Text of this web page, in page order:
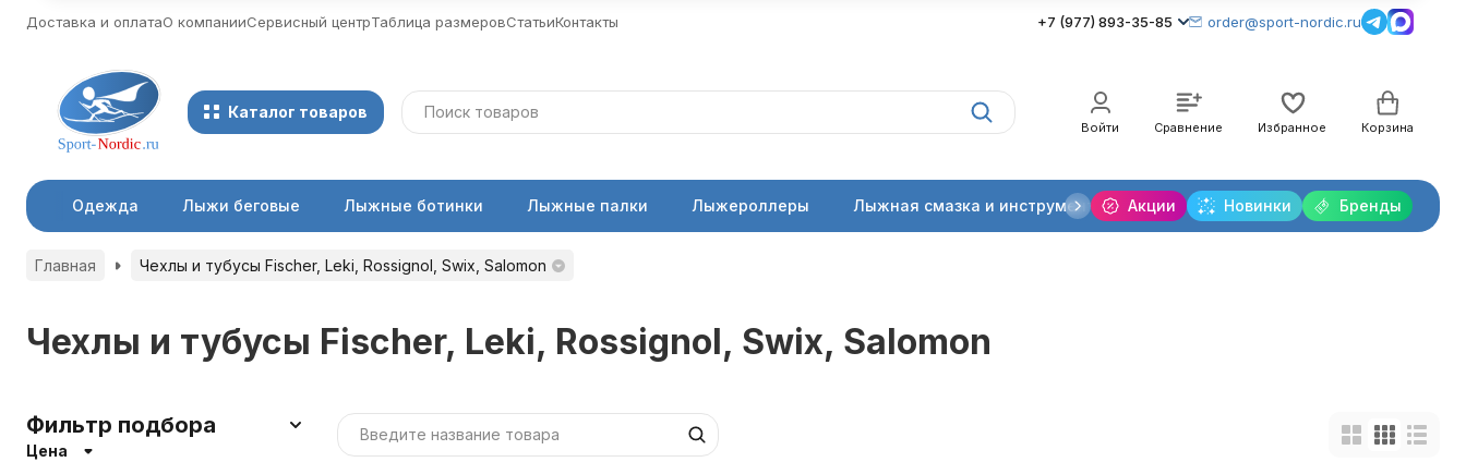
Доставка и оплатаО компанииСервисный центрТаблица размеровСтатьиКонтакты +7 (977) 893-35-85 order@sport-nordic.ru
Каталог товаров
Войти Сравнение Избранное Корзина
Акции Новинки Бренды
Одежда Лыжи беговые Лыжные ботинки Лыжные палки Лыжероллеры Лыжная смазка и инструменты Крепления лыжные Очки и линзы
Главная Чехлы и тубусы Fischer, Leki, Rossignol, Swix, Salomon
Чехлы и тубусы Fischer, Leki, Rossignol, Swix, Salomon
Фильтр подбора
Цена